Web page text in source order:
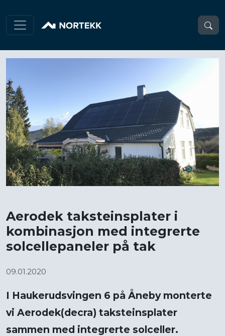
Aerodek taksteinsplater i
kombinasjon med integrerte
solcellepaneler på tak
09.01.2020
I Haukerudsvingen 6 på Åneby monterte
vi Aerodek(decra) taksteinsplater
sammen med integrerte solceller.